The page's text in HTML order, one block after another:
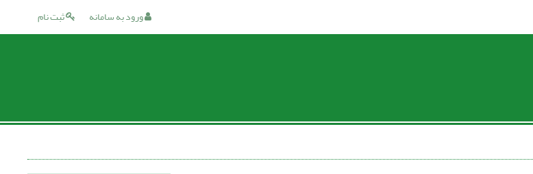
ثبت نام ورود به سامانه